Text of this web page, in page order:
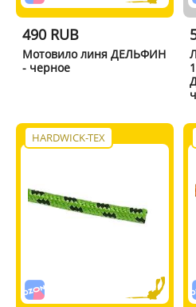
490 RUB
Мотовило линя ДЕЛЬФИН
- черное
HARDWICK-TEX